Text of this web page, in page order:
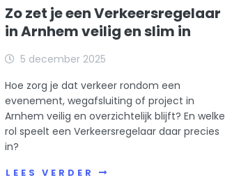
Zo zet je een Verkeersregelaar
in Arnhem veilig en slim in
5 december 2025
Hoe zorg je dat verkeer rondom een
evenement, wegafsluiting of project in
Arnhem veilig en overzichtelijk blijft? En welke
rol speelt een Verkeersregelaar daar precies
in?
LEES VERDER